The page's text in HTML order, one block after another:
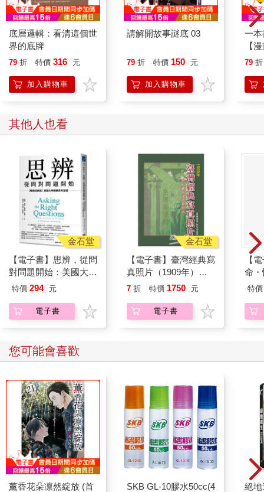
底層邏輯：看清這個世
界的底牌
79 折 特價 316 元
加入購物車
請解開故事謎底 03
79 折 特價 150 元
加入購物車
一
【
行
「
學方
79 折
其他人也看
金石堂
【電子書】思辨，從問
對問題開始：美國大學
邏輯思考聖經
特價 294 元
電子書
金石堂
【電子書】臺灣經典寫
真照片（1909年）：
附私藏明治時期照片
7 折 特價 1750 元
電子書
【
命・
特價
您可能會喜歡
薰香花朵凛然綻放 (首
SKB GL-10膠水50cc(4
絕